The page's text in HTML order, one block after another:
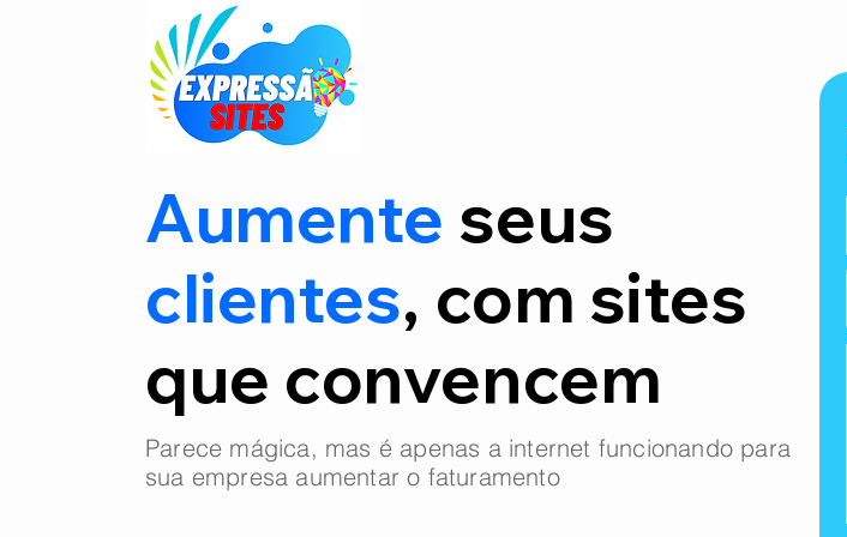
Aumente seus
clientes, com sites
que convencem
Parece mágica, mas é apenas a internet funcionando para
sua empresa aumentar o faturamento